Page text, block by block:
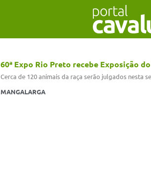
60ª Expo Rio Preto recebe Exposição
Cerca de 120 animais da raça serão julgados nesta
MANGALARGA